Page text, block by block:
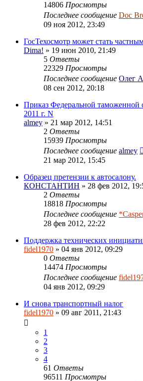
14806 Просмотры
Последнее сообщение Doc
09 ноя 2012, 23:49
ГосТехосмотр может стать
Dima! » 19 июн 2010, 21:49
5 Ответы
22329 Просмотры
Последнее сообщение Олег
08 сен 2012, 20:18
Приказ Федеральной таможенной
2011 г. N
almey » 21 мар 2012, 14:51
2 Ответы
15939 Просмотры
Последнее сообщение almey
21 мар 2012, 15:45
Образец претензии к автосалону.
КОНСТАНТИН » 28 фев 2012,
2 Ответы
18818 Просмотры
Последнее сообщение
28 фев 2012, 22:22
Поддержка технических
fidel1970 » 04 янв 2012, 09:29
0 Ответы
14474 Просмотры
Последнее сообщение
04 янв 2012, 09:29
И снова транспортный налог
fidel1970 » 09 авг 2011, 21:43
1
2
3
4
61 Ответы
96511 Просмотры